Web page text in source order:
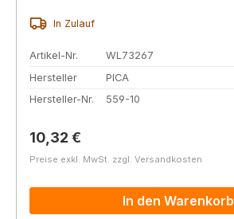
In Zulauf
Artikel-Nr.
WL73267
Hersteller
PICA
Hersteller-Nr.
559-10
Regulärer Preis:
10,32 €
Preise exkl. MwSt. zzgl. Versandkosten
In den Warenkorb